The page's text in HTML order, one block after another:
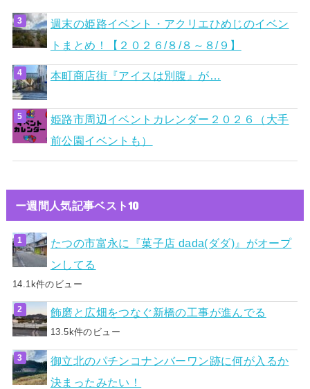
週末の姫路イベント・アクリエひめじのイベン
トまとめ！【２０２６/８/８～８/９】
本町商店街『アイスは別腹』が…
姫路市周辺イベントカレンダー２０２６（大手
前公園イベントも）
ー週間人気記事ベスト10
たつの市富永に『菓子店 dada(ダダ)』がオープ
ンしてる
14.1k件のビュー
飾磨と広畑をつなぐ新橋の工事が進んでる
13.5k件のビュー
御立北のパチンコナンバーワン跡に何が入るか
決まったみたい！